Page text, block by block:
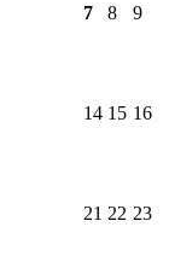
7 8 9
14 15 16
21 22 23